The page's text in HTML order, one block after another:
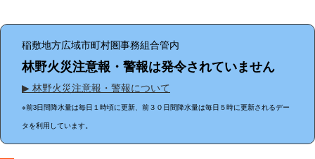
稲敷地方広域市町村圏事務組合管内
林野火災注意報・警報は発令されていません
▶ 林野火災注意報・警報について
※前3日間降水量は毎日１時頃に更新、前３０日間降水量は毎日５時に更新されるデー
タを利用しています。